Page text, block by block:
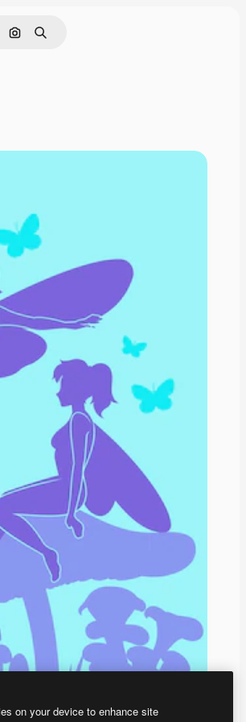
Поиск по изображению
Поиск
on your device to enhance site